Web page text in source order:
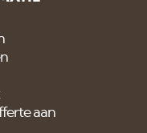
aan